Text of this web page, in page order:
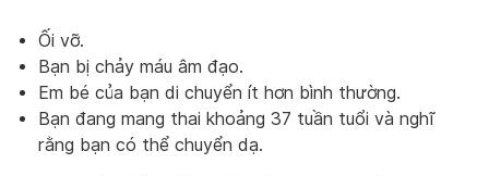
Ối vỡ.
Bạn bị chảy máu âm đạo.
Em bé của bạn di chuyển ít hơn bình thường.
Bạn đang mang thai khoảng 37 tuần tuổi và nghĩ
rằng bạn có thể chuyển dạ.